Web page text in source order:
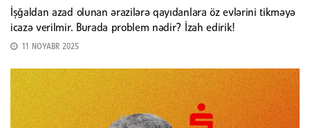
İşğaldan azad olunan ərazilərə qayıdanlara öz evlərini tikməyə
icazə verilmir. Burada problem nədir? İzah edirik!
11 NOYABR 2025